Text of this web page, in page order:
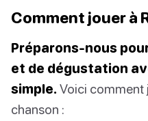
Comment jouer à
Préparons-nous
et de dégustation
simple. Voici comment
chanson :